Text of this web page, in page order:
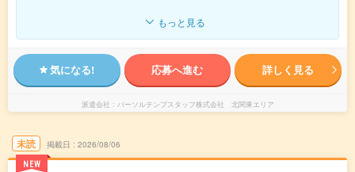
もっと見る
気になる! 応募へ進む 詳しく見る
派遣会社 パーソルテンプスタッフ株式会社 北関東エリア
未読
NEW
掲載日 2026/08/06